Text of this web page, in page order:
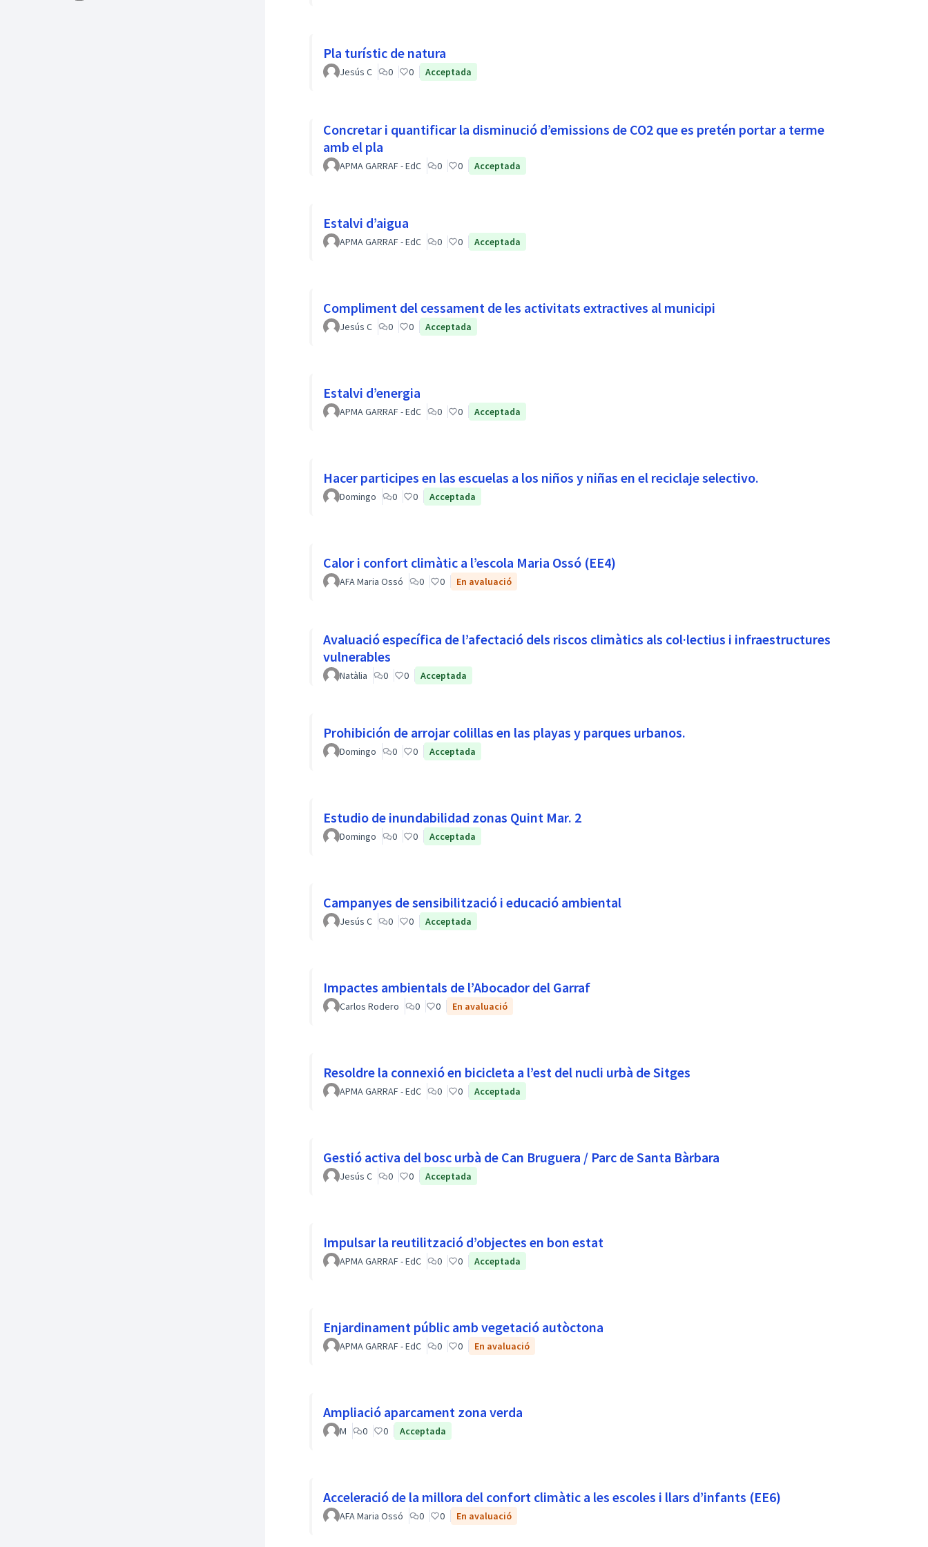
Pla turístic de natura
Jesús C 0 0 Acceptada
Concretar i quantificar la disminució d’emissions de CO2 que es pretén portar a terme
amb el pla
APMA GARRAF - EdC 0 0 Acceptada
Estalvi d’aigua
APMA GARRAF - EdC 0 0 Acceptada
Compliment del cessament de les activitats extractives al municipi
Jesús C 0 0 Acceptada
Estalvi d’energia
APMA GARRAF - EdC 0 0 Acceptada
Hacer participes en las escuelas a los niños y niñas en el reciclaje selectivo.
Domingo 0 0 Acceptada
Calor i confort climàtic a l’escola Maria Ossó (EE4)
AFA Maria Ossó 0 0 En avaluació
Avaluació específica de l’afectació dels riscos climàtics als col·lectius i infraestructures
vulnerables
Natàlia 0 0 Acceptada
Prohibición de arrojar colillas en las playas y parques urbanos.
Domingo 0 0 Acceptada
Estudio de inundabilidad zonas Quint Mar. 2
Domingo 0 0 Acceptada
Campanyes de sensibilització i educació ambiental
Jesús C 0 0 Acceptada
Impactes ambientals de l’Abocador del Garraf
Carlos Rodero 0 0 En avaluació
Resoldre la connexió en bicicleta a l’est del nucli urbà de Sitges
APMA GARRAF - EdC 0 0 Acceptada
Gestió activa del bosc urbà de Can Bruguera / Parc de Santa Bàrbara
Jesús C 0 0 Acceptada
Impulsar la reutilització d’objectes en bon estat
APMA GARRAF - EdC 0 0 Acceptada
Enjardinament públic amb vegetació autòctona
APMA GARRAF - EdC 0 0 En avaluació
Ampliació aparcament zona verda
M 0 0 Acceptada
Acceleració de la millora del confort climàtic a les escoles i llars d’infants (EE6)
AFA Maria Ossó 0 0 En avaluació